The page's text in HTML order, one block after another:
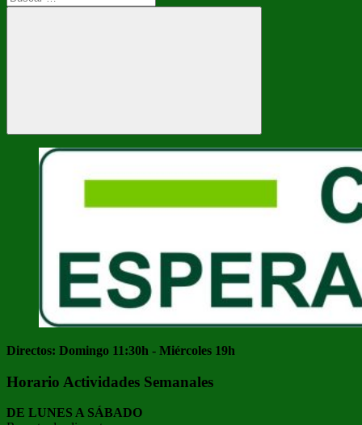
Buscar
Directos: Domingo 11:30h - Miércoles 19h
Horario Actividades Semanales
DE LUNES A SÁBADO